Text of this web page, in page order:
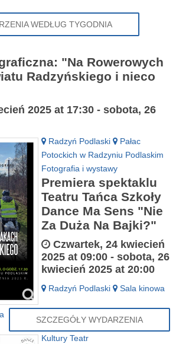
WEDŁUG TYGODNIA
"Na Rowerowych
Radzyńskiego i nieco
2025 at 17:30 - sobota, 26
Radzyń Podlaski
Pałac
Potockich w Radzyniu Podlaskim
Fotografia i wystawy
SZCZEGÓŁY WYDARZENIA
Premiera spektaklu
Teatru Tańca Szkoły
Dance Ma Sens "Nie
Za Duża Na Bajki?"
Czwartek, 24 kwiecień
2025 at 09:00 - sobota, 26
kwiecień 2025 at 20:00
Radzyń Podlaski Sala kinowa
Kultury Teatr